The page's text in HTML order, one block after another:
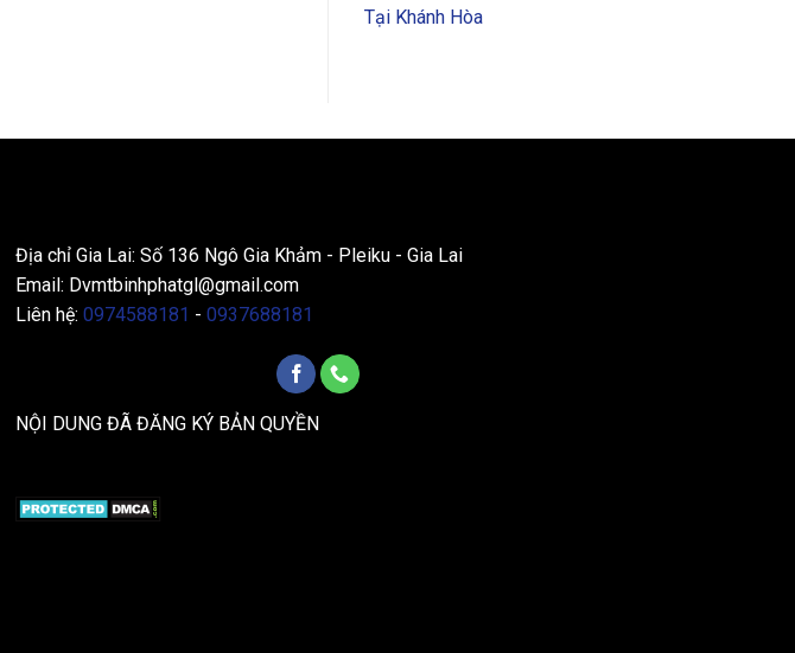
Tại Khánh Hòa
Địa chỉ Gia Lai: Số 136 Ngô Gia Khảm - Pleiku - Gia Lai
Email: Dvmtbinhphatgl@gmail.com
Liên hệ: 0974588181 - 0937688181
NỘI DUNG ĐÃ ĐĂNG KÝ BẢN QUYỀN